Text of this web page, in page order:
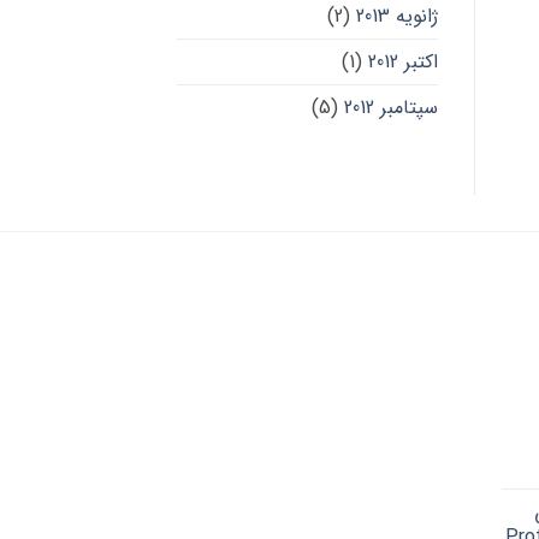
ژانویه 2013
(2)
اکتبر 2012
(1)
سپتامبر 2012
(5)